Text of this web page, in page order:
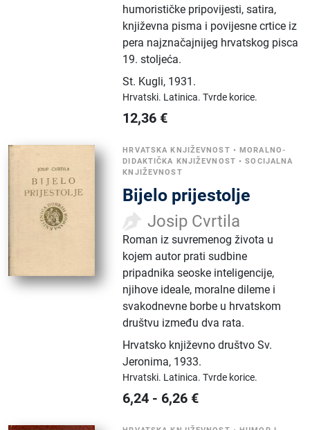
humorističke pripovijesti, satira,
književna pisma i povijesne crtice iz
pera najznačajnijeg hrvatskog pisca
19. stoljeća.
St. Kugli, 1931.
Hrvatski. Latinica.Tvrde korice.
12,36 €
HRVATSKA KNJIŽEVNOST •MORALNO-
DIDAKTIČKA KNJIŽEVNOST •SOCIJALNA
KNJIŽEVNOST
Bijelo prijestolje
Josip Cvrtila
Roman iz suvremenog života u
kojem autor prati sudbine
pripadnika seoske inteligencije,
njihove ideale, moralne dileme i
svakodnevne borbe u hrvatskom
društvu između dva rata.
Hrvatsko književno društvo Sv.
Jeronima, 1933.
Hrvatski. Latinica.Tvrde korice.
6,24 - 6,26 €